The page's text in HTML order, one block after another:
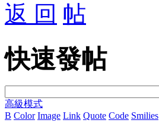
返 回
快速發帖
高級模式
B Color Image Link Quote Code Smilies